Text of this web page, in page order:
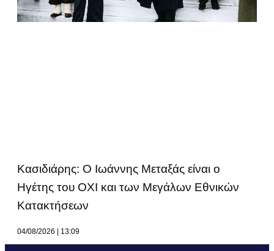
Κασιδιάρης: Ο Ιωάννης Μεταξάς είναι ο
Ηγέτης του ΟΧΙ και των Μεγάλων Εθνικών
Κατακτήσεων
04/08/2026 13:09